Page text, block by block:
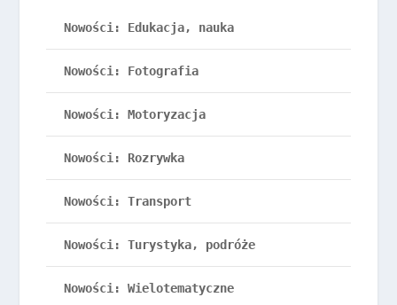
Nowości: Edukacja, nauka
Nowości: Fotografia
Nowości: Motoryzacja
Nowości: Rozrywka
Nowości: Transport
Nowości: Turystyka, podróże
Nowości: Wielotematyczne